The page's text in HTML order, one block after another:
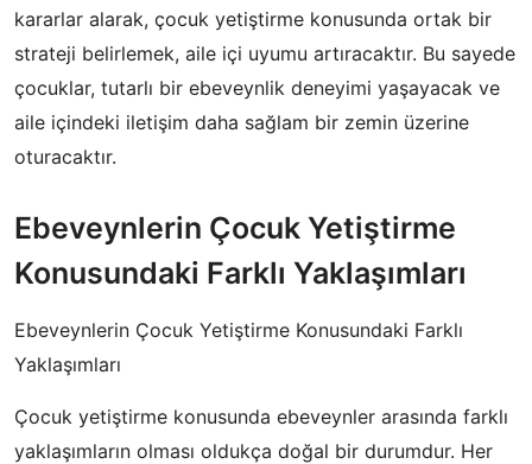
kararlar alarak, çocuk yetiştirme konusunda ortak bir
strateji belirlemek, aile içi uyumu artıracaktır. Bu sayede
çocuklar, tutarlı bir ebeveynlik deneyimi yaşayacak ve
aile içindeki iletişim daha sağlam bir zemin üzerine
oturacaktır.
Ebeveynlerin Çocuk Yetiştirme
Konusundaki Farklı Yaklaşımları
Ebeveynlerin Çocuk Yetiştirme Konusundaki Farklı
Yaklaşımları
Çocuk yetiştirme konusunda ebeveynler arasında farklı
yaklaşımların olması oldukça doğal bir durumdur. Her